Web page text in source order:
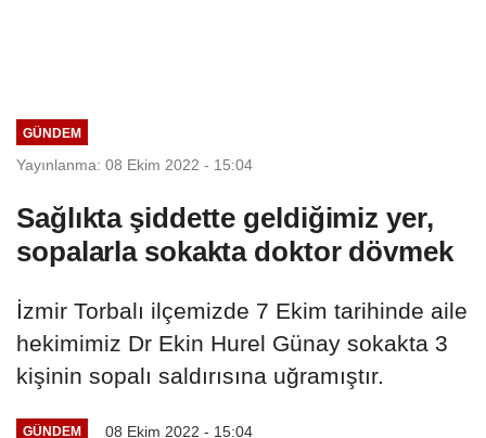
GÜNDEM
Yayınlanma: 08 Ekim 2022 - 15:04
Sağlıkta şiddette geldiğimiz yer,
sopalarla sokakta doktor dövmek
İzmir Torbalı ilçemizde 7 Ekim tarihinde aile
hekimimiz Dr Ekin Hurel Günay sokakta 3
kişinin sopalı saldırısına uğramıştır.
GÜNDEM 08 Ekim 2022 - 15:04